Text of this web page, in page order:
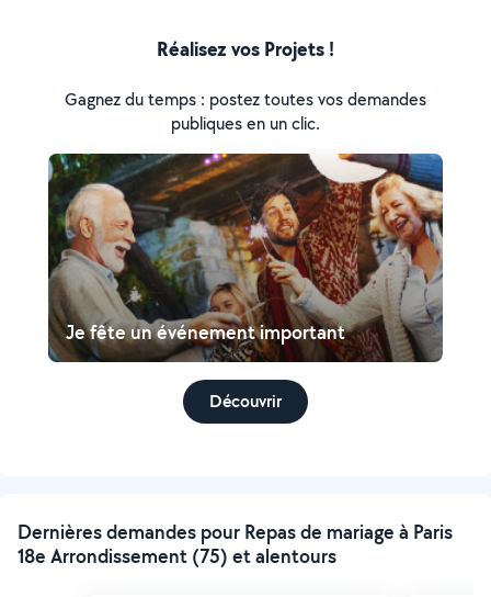
Réalisez vos Projets !
Gagnez du temps : postez toutes vos demandes
publiques en un clic.
Je fête un événement important
Découvrir
Dernières demandes pour Repas de mariage à Paris
18e Arrondissement (75) et alentours